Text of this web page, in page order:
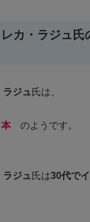
カ・ラジュ氏
ラジュ 氏は、
のようです。
ラジュ 氏は30代で